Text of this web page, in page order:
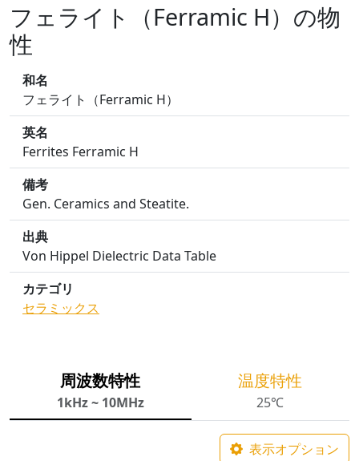
フェライト（Ferramic H）の物
性
和名
フェライト（Ferramic H）
英名
Ferrites Ferramic H
備考
Gen. Ceramics and Steatite.
出典
Von Hippel Dielectric Data Table
カテゴリ
セラミックス
周波数特性
1kHz ~ 10MHz
温度特性
25℃
表示オプション